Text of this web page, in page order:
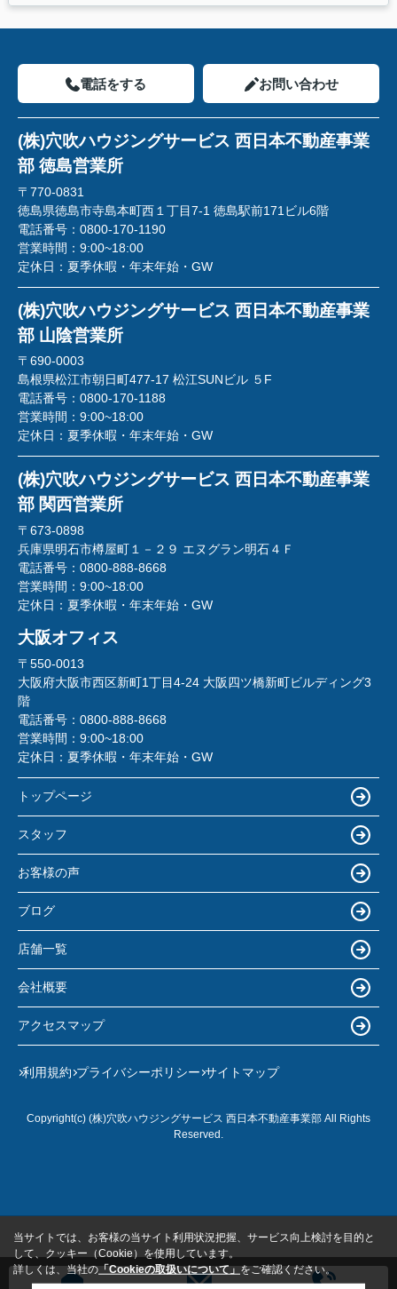
電話をする お問い合わせ
(株)穴吹ハウジングサービス 西日本不動産事業
部 徳島営業所
〒770-0831
徳島県徳島市寺島本町西１丁目7-1 徳島駅前171ビル6階
電話番号： 0800-170-1190
営業時間： 9:00~18:00
定休日： 夏季休暇・年末年始・GW
(株)穴吹ハウジングサービス 西日本不動産事業
部 山陰営業所
〒690-0003
島根県松江市朝日町477-17 松江SUNビル ５F
電話番号： 0800-170-1188
営業時間： 9:00~18:00
定休日： 夏季休暇・年末年始・GW
(株)穴吹ハウジングサービス 西日本不動産事業
部 関西営業所
〒673-0898
兵庫県明石市樽屋町１－２９ エヌグラン明石４Ｆ
電話番号： 0800-888-8668
営業時間： 9:00~18:00
定休日： 夏季休暇・年末年始・GW
大阪オフィス
〒550-0013
大阪府大阪市西区新町1丁目4-24 大阪四ツ橋新町ビルディング3
階
電話番号： 0800-888-8668
営業時間： 9:00~18:00
定休日： 夏季休暇・年末年始・GW
トップページ
スタッフ
お客様の声
ブログ
店舗一覧
会社概要
アクセスマップ
利用規約 プライバシーポリシー サイトマップ
Copyright(c) (株)穴吹ハウジングサービス 西日本不動産事業部 All Rights
Reserved.
当サイトでは、お客様の当サイト利用状況把握、サービス向上検討を目的と
して、クッキー（Cookie）を使用しています。
詳しくは、当社の「Cookieの取扱いについて」をご確認ください。